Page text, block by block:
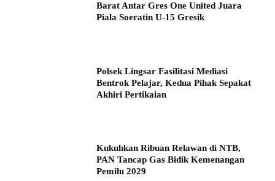
Barat Antar Gres One United Juara
Piala Soeratin U-15 Gresik
Polsek Lingsar Fasilitasi Mediasi
Bentrok Pelajar, Kedua Pihak Sepakat
Akhiri Pertikaian
Kukuhkan Ribuan Relawan di NTB,
PAN Tancap Gas Bidik Kemenangan
Pemilu 2029